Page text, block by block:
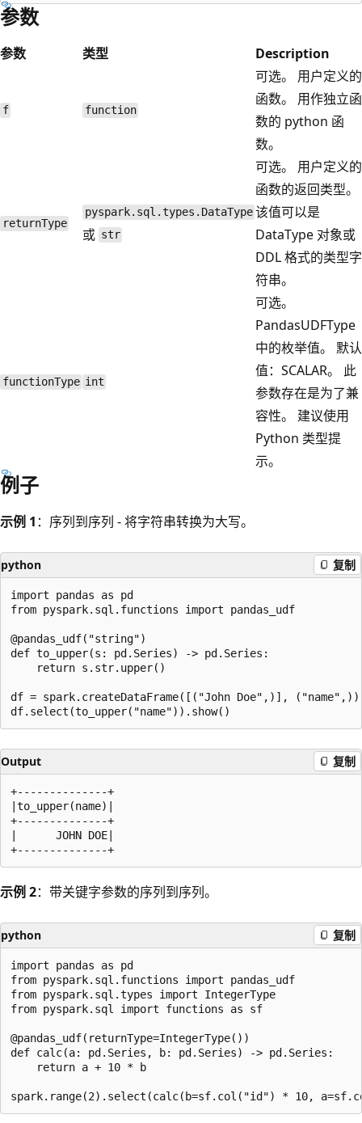
参数
参数 类型 Description
f function
可选。 用户定义的
函数。 用作独立函
数的 python 函
数。
returnType
pyspark.sql.types.DataType
或 str
可选。 用户定义的
函数的返回类型。
该值可以是
DataType 对象或
DDL 格式的类型字
符串。
functionType int
可选。
PandasUDFType
中的枚举值。 默认
值：SCALAR。 此
参数存在是为了兼
容性。 建议使用
Python 类型提
示。
例子
示例 1 ：序列到序列 - 将字符串转换为大写。
python 复制
import pandas as pd
from pyspark.sql.functions import pandas_udf
@pandas_udf("string")
def to_upper(s: pd.Series) -> pd.Series:
    return s.str.upper()
df = spark.createDataFrame([("John Doe",)], ("name",))
Output 复制
+--------------+
|to_upper(name)|
+--------------+
|      JOHN DOE|
示例 2：带关键字参数的序列到序列。
python 复制
import pandas as pd
from pyspark.sql.functions import pandas_udf
from pyspark.sql.types import IntegerType
from pyspark.sql import functions as sf
@pandas_udf(returnType=IntegerType())
def calc(a: pd.Series, b: pd.Series) -> pd.Series:
    return a + 10 * b